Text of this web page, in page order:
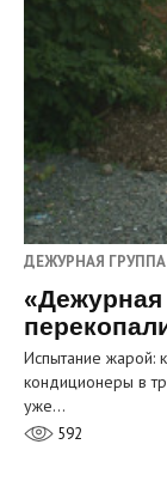
ДЕЖУРНАЯ ГРУППА
«Дежурная
Испытание жарой:
кондиционеры в
уже…
592